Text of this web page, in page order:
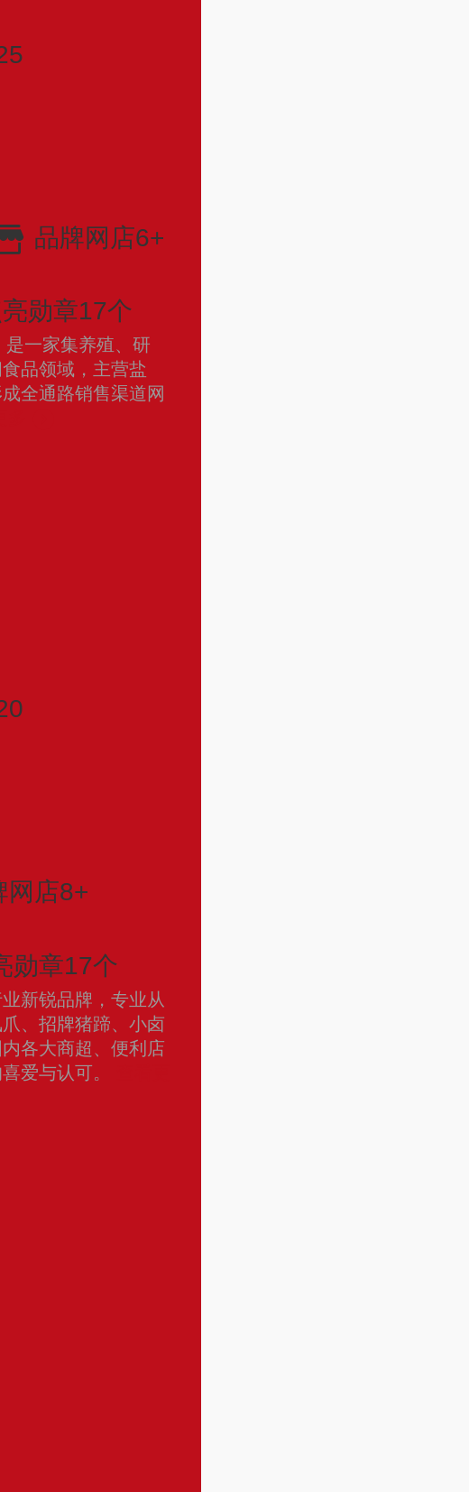
品牌网店6+
勋章17个
一家集养殖、研
品领域，主营盐
全通路销售渠道网
网店8+
勋章17个
新锐品牌，专业从
、招牌猪蹄、小卤
各大商超、便利店
爱与认可。